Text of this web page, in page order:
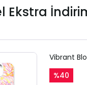
Ekstra
Vibrant
%40